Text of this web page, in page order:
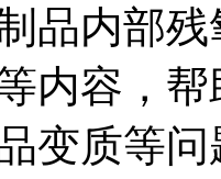
品内部
内容，
变质等